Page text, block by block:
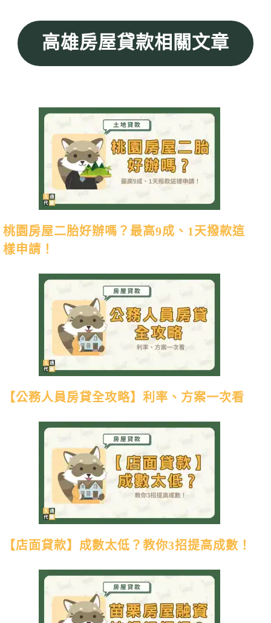
高雄房屋貸款相關文章
桃園房屋二胎好辦嗎？最高9成、1天撥款這
樣申請！
【公務人員房貸全攻略】利率、方案一次看
【店面貸款】成數太低？教你3招提高成數！